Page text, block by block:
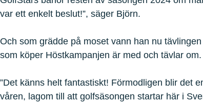
var ett enkelt beslut!”, säger Björn.
Och som grädde på moset vann han nu
som köper Höstkampanjen är med och tävlar om.
”Det känns helt fantastiskt! Förmodligen blir det
våren, lagom till att golfsäsongen startar här i